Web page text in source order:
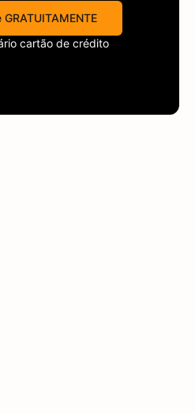
cartão de crédito